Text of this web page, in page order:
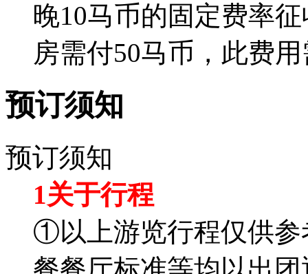
晚10马币的固定费率
房需付50马币，此费
预订须知
预订须知
1关于行程
①以上游览行程仅供参